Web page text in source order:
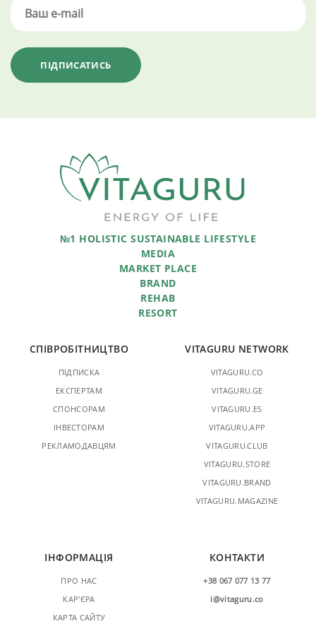
№1 HOLISTIC SUSTAINABLE LIFESTYLE
MEDIA
MARKET PLACE
BRAND
REHAB
RESORT
СПІВРОБІТНИЦТВО
ПІДПИСКА
ЕКСПЕРТАМ
СПОНСОРАМ
ІНВЕСТОРАМ
РЕКЛАМОДАВЦЯМ
VITAGURU NETWORK
VITAGURU.CO
VITAGURU.GE
VITAGURU.ES
VITAGURU.APP
VITAGURU.CLUB
VITAGURU.STORE
VITAGURU.BRAND
VITAGURU.MAGAZINE
ІНФОРМАЦІЯ
ПРО НАС
КАР'ЄРА
КАРТА САЙТУ
КОНТАКТИ
+38 067 077 13 77
i@vitaguru.co